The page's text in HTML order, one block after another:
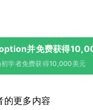
并免费获得
初学者免费获得10,000美元
的更多内容